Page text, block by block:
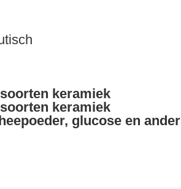
keramiek
keramiek
glucose en ander